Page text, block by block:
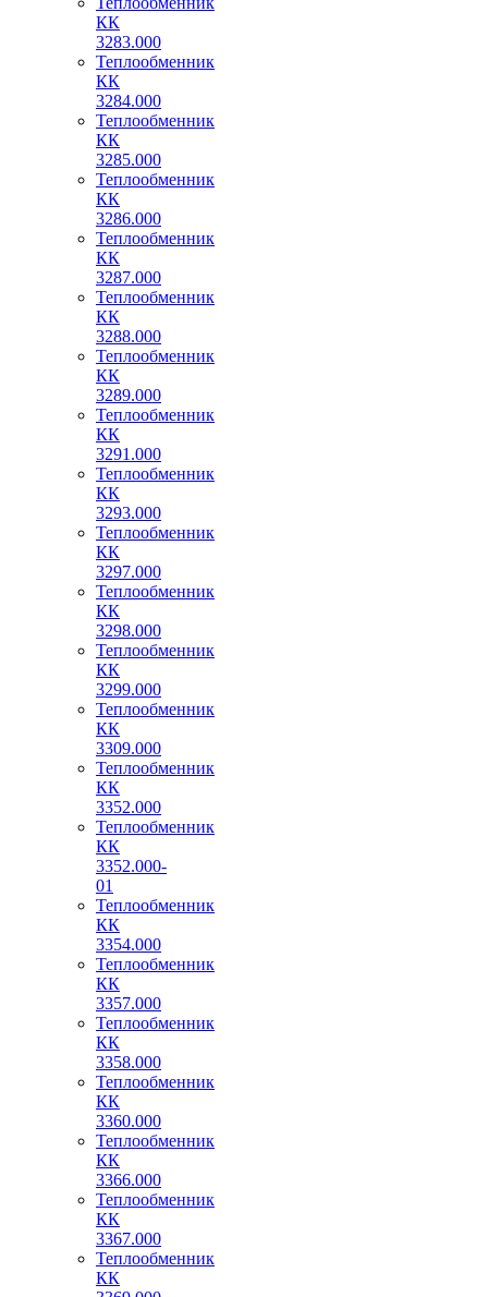
КК
3283.000
Теплообменник
КК
3284.000
Теплообменник
КК
3285.000
Теплообменник
КК
3286.000
Теплообменник
КК
3287.000
Теплообменник
КК
3288.000
Теплообменник
КК
3289.000
Теплообменник
КК
3291.000
Теплообменник
КК
3293.000
Теплообменник
КК
3297.000
Теплообменник
КК
3298.000
Теплообменник
КК
3299.000
Теплообменник
КК
3309.000
Теплообменник
КК
3352.000
Теплообменник
КК
3352.000-
01
Теплообменник
КК
3354.000
Теплообменник
КК
3357.000
Теплообменник
КК
3358.000
Теплообменник
КК
3360.000
Теплообменник
КК
3366.000
Теплообменник
КК
3367.000
Теплообменник
КК